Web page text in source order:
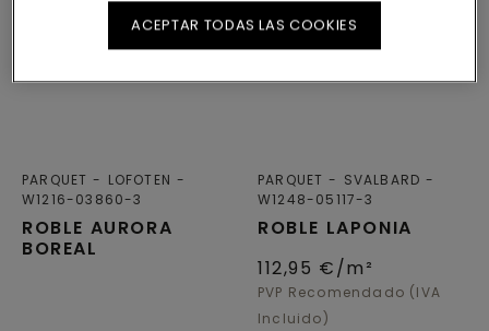
ROBLE AURORA
BOREAL
PARQUET
LOFOTEN
W1216-03860-3
ROBLE LAPONIA
PARQUET
SVALBARD
W1248-05117-3
112,95 €/m²
PVP Recomendado (IVA
Incluido)
ACEPTAR TODAS LAS COOKIES